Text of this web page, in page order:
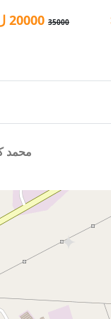
35000
20000
محمد